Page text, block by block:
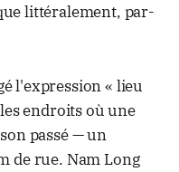
littéralement, par-
l'expression « lieu
endroits où une
passé — un
de rue. Nam Long